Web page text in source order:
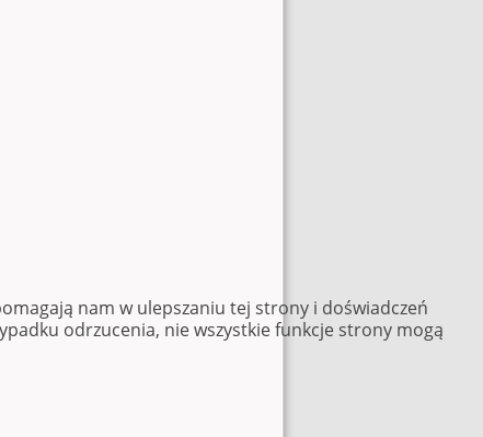
nam w ulepszaniu tej strony i doświadczeń
odrzucenia, nie wszystkie funkcje strony mogą